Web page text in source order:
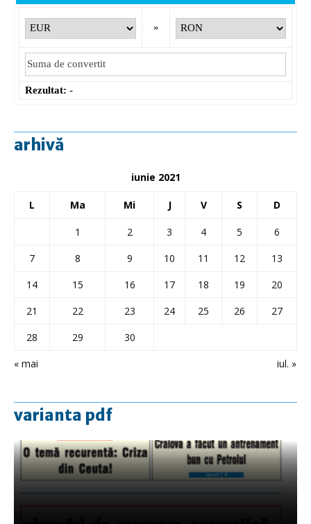
»
Rezultat: -
arhivă
iunie 2021
L Ma Mi J V S D
« mai iul. »
1 2 3 4 5
6
7
8 9 10 11 12
13
14
15 16 17 18 19
20
21
22 23 24 25 26
27
28
29 30
varianta pdf